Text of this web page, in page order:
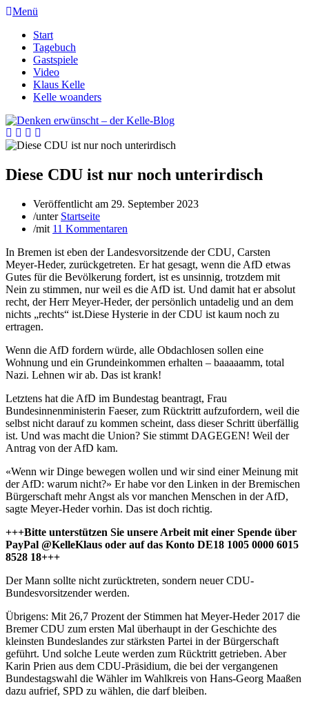
Menü
Start
Tagebuch
Gastspiele
Video
Klaus Kelle
Kelle woanders
Diese CDU ist nur noch unterirdisch
Veröffentlicht am 29. September 2023
/unter Startseite
/mit 11 Kommentaren
In Bremen ist eben derLandesvorsitzende der CDU, Carsten
Meyer-Heder, zurückgetreten. Er hat gesagt, wenn die AfD etwas
Gutes für die Bevölkerung fordert, ist es unsinnig, trotzdem mit
Nein zu stimmen, nur weil es die AfD ist. Und damit hat er absolut
recht, der Herr Meyer-Heder, der persönlich untadelig und an dem
nichts „rechts“ ist.Diese Hysterie in der CDU ist kaum noch zu
ertragen.
Wenn die AfD fordern würde, alle Obdachlosen sollen eine
Wohnung und ein Grundeinkommen erhalten – baaaaamm, total
Nazi. Lehnen wir ab. Das ist krank!
Letztens hat die AfD im Bundestag beantragt, Frau
Bundesinnenministerin Faeser, zum Rücktritt aufzufordern, weil die
selbst nicht darauf zu kommen scheint, dass dieser Schritt überfällig
ist. Und was macht die Union? Sie stimmt DAGEGEN! Weil der
Antrag von der AfD kam.
«Wenn wir Dinge bewegen wollen und wir sind einer Meinung mit
der AfD: warum nicht?» Er habe vor den Linken in der Bremischen
Bürgerschaft mehr Angst als vor manchen Menschen in der AfD,
sagte Meyer-Heder vorhin. Das ist doch richtig.
+++Bitte unterstützen Sie unsere Arbeit mit einer Spende über
PayPal @KelleKlaus oder auf das Konto DE18 1005 0000 6015
8528 18+++
Der Mann sollte nicht zurücktreten, sondern neuer CDU-
Bundesvorsitzender werden.
Übrigens: Mit 26,7 Prozent der Stimmen hat Meyer-Heder 2017 die
Bremer CDU zum ersten Mal überhaupt in der Geschichte des
kleinsten Bundeslandes zur stärksten Partei in der Bürgerschaft
geführt. Und solche Leute werden zum Rücktritt getrieben. Aber
Karin Prien aus dem CDU-Präsidium, die bei der vergangenen
Bundestagswahl die Wähler im Wahlkreis von Hans-Georg Maaßen
dazu aufrief, SPD zu wählen, die darf bleiben.